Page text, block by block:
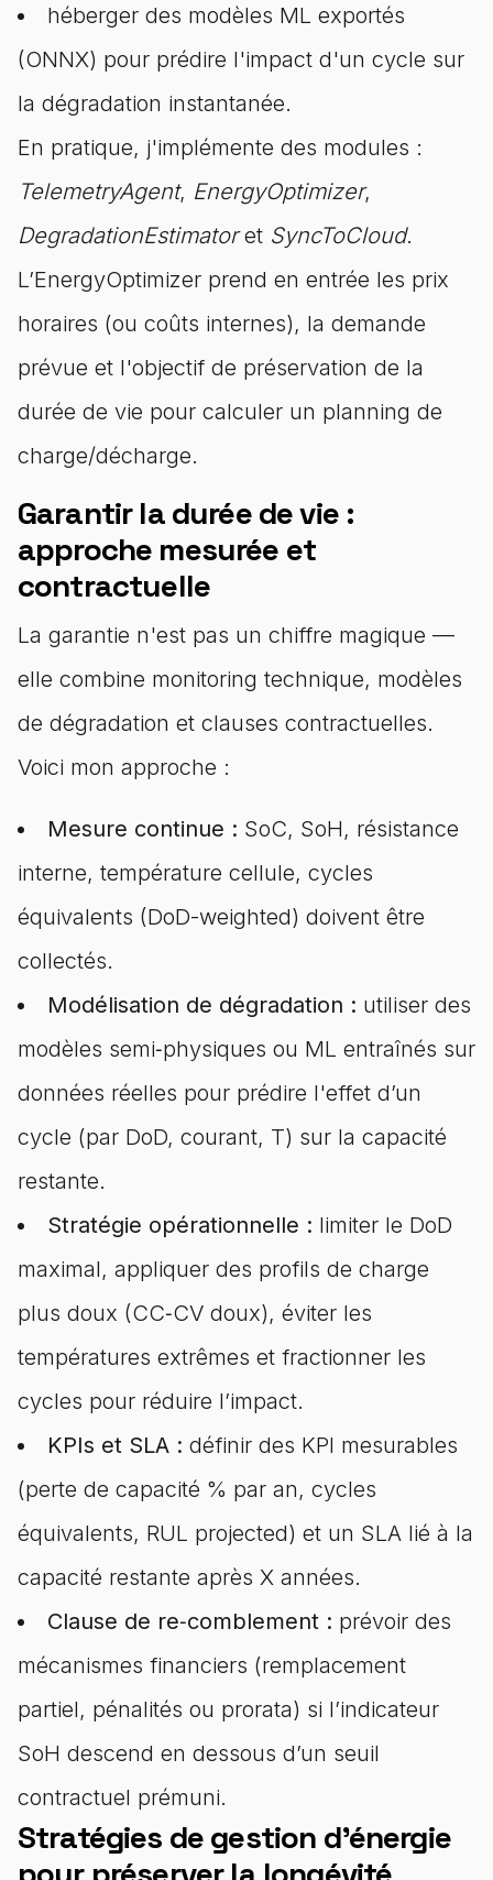
héberger des modèles ML exportés
(ONNX) pour prédire l'impact d'un cycle sur
la dégradation instantanée.
En pratique, j'implémente des modules :
TelemetryAgent, EnergyOptimizer,
DegradationEstimatoret SyncToCloud.
L’EnergyOptimizer prend en entrée les prix
horaires (ou coûts internes), la demande
prévue et l'objectif de préservation de la
durée de vie pour calculer un planning de
charge/décharge.
Garantir la durée de vie :
approche mesurée et
contractuelle
La garantie n'est pas un chiffre magique —
elle combine monitoring technique, modèles
de dégradation et clauses contractuelles.
Voici mon approche :
Mesure continue : SoC, SoH, résistance
interne, température cellule, cycles
équivalents (DoD-weighted) doivent être
collectés.
Modélisation de dégradation : utiliser des
modèles semi‑physiques ou ML entraînés sur
données réelles pour prédire l'effet d’un
cycle (par DoD, courant, T) sur la capacité
restante.
Stratégie opérationnelle : limiter le DoD
maximal, appliquer des profils de charge
plus doux (CC‑CV doux), éviter les
températures extrêmes et fractionner les
cycles pour réduire l’impact.
KPIs et SLA : définir des KPI mesurables
(perte de capacité % par an, cycles
équivalents, RUL projected) et un SLA lié à la
capacité restante après X années.
Clause de re‑comblement : prévoir des
mécanismes financiers (remplacement
partiel, pénalités ou prorata) si l’indicateur
SoH descend en dessous d’un seuil
contractuel prémuni.
Stratégies de gestion d'énergie